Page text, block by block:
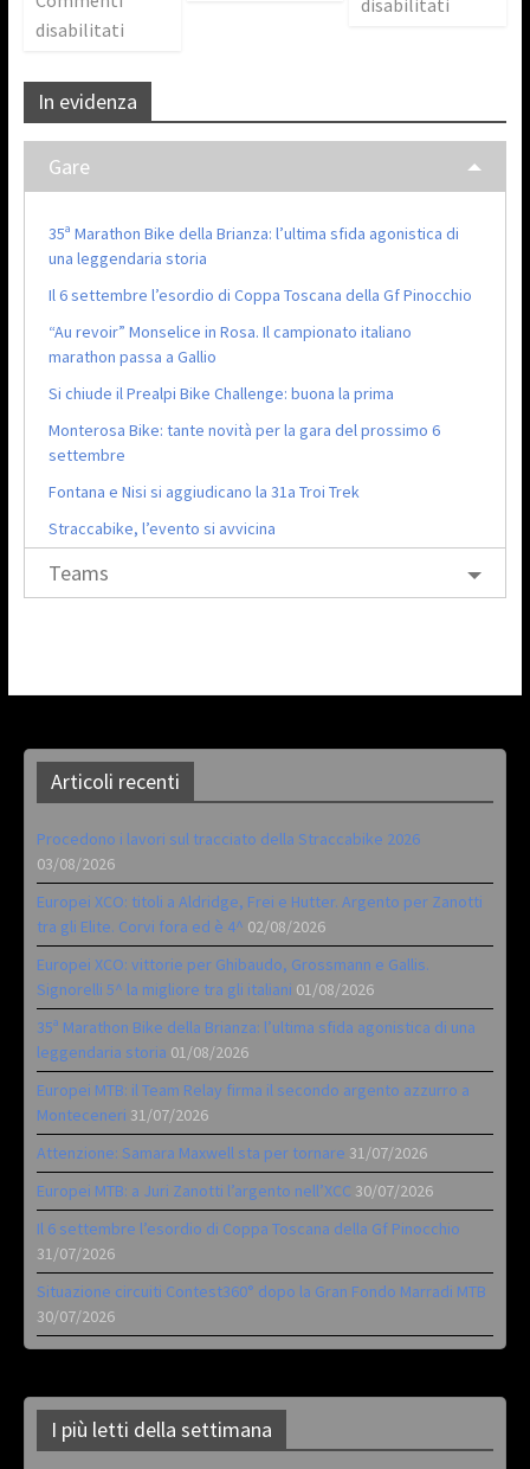
disabilitati
In evidenza
Gare
35ª Marathon Bike della Brianza: l’ultima sfida agonistica di
una leggendaria storia
Il 6 settembre l’esordio di Coppa Toscana della Gf Pinocchio
“Au revoir” Monselice in Rosa. Il campionato italiano
marathon passa a Gallio
Si chiude il Prealpi Bike Challenge: buona la prima
Monterosa Bike: tante novità per la gara del prossimo 6
settembre
Fontana e Nisi si aggiudicano la 31a Troi Trek
Straccabike, l’evento si avvicina
Teams
Articoli recenti
Procedono i lavori sul tracciato della Straccabike 2026
03/08/2026
Europei XCO: titoli a Aldridge, Frei e Hutter. Argento per Zanotti
tra gli Elite. Corvi fora ed è 4^ 02/08/2026
Europei XCO: vittorie per Ghibaudo, Grossmann e Gallis.
Signorelli 5^ la migliore tra gli italiani 01/08/2026
35ª Marathon Bike della Brianza: l’ultima sfida agonistica di una
leggendaria storia 01/08/2026
Europei MTB: il Team Relay firma il secondo argento azzurro a
Monteceneri 31/07/2026
Attenzione: Samara Maxwell sta per tornare 31/07/2026
Europei MTB: a Juri Zanotti l’argento nell’XCC 30/07/2026
Il 6 settembre l’esordio di Coppa Toscana della Gf Pinocchio
31/07/2026
Situazione circuiti Contest360° dopo la Gran Fondo Marradi MTB
30/07/2026
I più letti della settimana